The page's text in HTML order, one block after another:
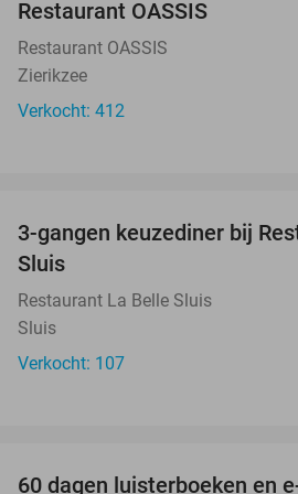
Restaurant OASSIS
Restaurant OASSIS
Zierikzee
Verkocht: 412
3-gangen keuzediner bij
Sluis
Restaurant La Belle Sluis
Sluis
Verkocht: 107
60 dagen luisterboeken en